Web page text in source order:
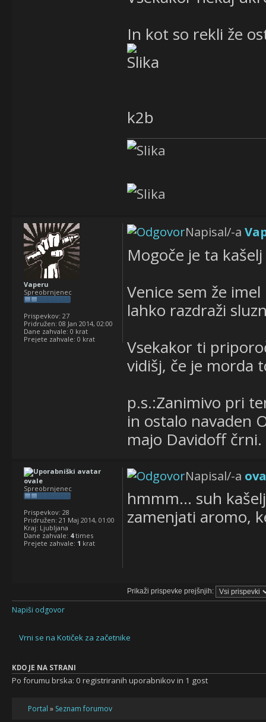
In kot so rekli že
k2b
Napisal/-a
Mogoče je ta
Venice sem že
lahko razdraži
Vsekakor ti
vidišj, če je morda
p.s.:Zanimivo pri
in ostalo navaden
majo Davidoff črni.
Vaperu
Spreobrnjenec
Prispevkov: 27
Pridružen: 08 Jan 2014, 02:00
Dane zahvale: 0 krat
Prejete zahvale: 0 krat
Napisal/-a
hmmm... suh
zamenjati aromo,
ovale
Spreobrnjenec
Prispevkov: 28
Pridružen: 21 Maj 2014, 01:00
Kraj: Ljubljana
Dane zahvale: 4times
Prejete zahvale: 1 krat
Prikaži prispevke prejšnjih:
Napiši odgovor
Vrni se na Kotiček za začetnike
KDO JE NA STRANI
Po forumu brska: 0 registriranih uporabnikov in 1 gost
Portal » Seznam forumov